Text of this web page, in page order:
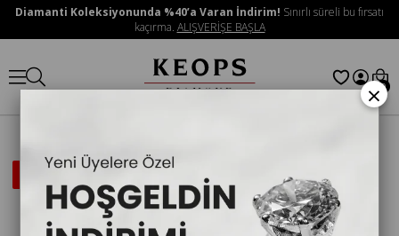
Diamanti Koleksiyonunda %40’a Varan İndirim! Sınırlı süreli bu fırsatı
kaçırma. ALIŞVERİŞE BAŞLA
0
İNDIRIMLI
×